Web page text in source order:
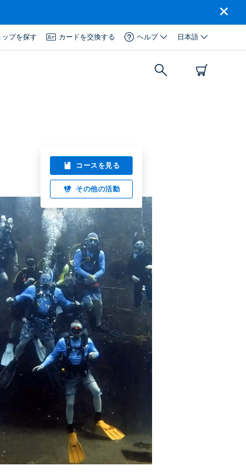
プを探す カードを交換する ヘルプ 日本語
コースを見る
その他の活動